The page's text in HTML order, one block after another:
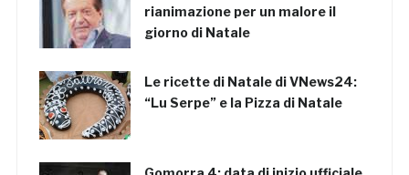
rianimazione per un malore il
giorno di Natale
Le ricette di Natale di VNews24:
“Lu Serpe” e la Pizza di Natale